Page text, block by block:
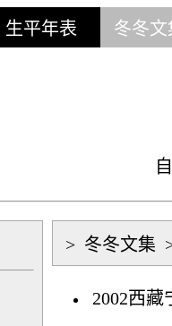
生平年表 冬冬文
> 冬冬文集
2002西